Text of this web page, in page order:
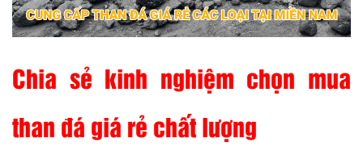
Chia sẻ kinh nghiệm chọn mua
than đá giá rẻ chất lượng